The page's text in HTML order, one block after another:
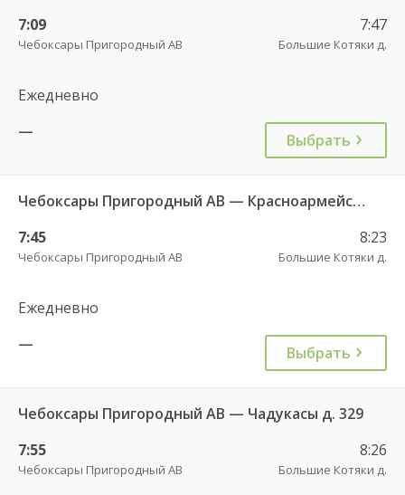
7:09
Чебоксары Пригородный АВ
7:47
Большие Котяки д.
Ежедневно
—
Выбрать
Чебоксары Пригородный АВ — Красноармейское с. ДКП 121
7:45
Чебоксары Пригородный АВ
8:23
Большие Котяки д.
Ежедневно
—
Выбрать
Чебоксары Пригородный АВ — Чадукасы д. 329
7:55
Чебоксары Пригородный АВ
8:26
Большие Котяки д.